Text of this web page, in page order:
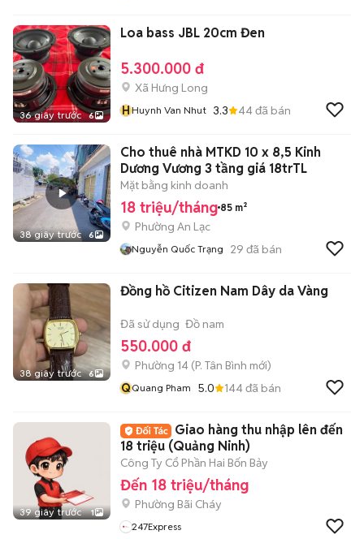
36 giây trước 6
Loa bass JBL 20cm Đen
5.300.000 đ
Xã Hưng Long
HHuynh Van Nhut 3.3 44đã bán
38 giây trước 6
Cho thuê nhà MTKD 10 x 8,5 Kinh
Dương Vương 3 tầng giá 18trTL
Mặt bằng kinh doanh
18 triệu/tháng 85 m²
Phường An Lạc
Nguyễn Quốc Trạng 29 đã bán
38 giây trước 6
Đồng hồ Citizen Nam Dây da Vàng
Đã sử dụng Đồ nam
550.000 đ
Phường 14 (P. Tân Bình mới)
QQuang Pham 5.0 144đã bán
39 giây trước 1
Giao hàng thu nhập lên đến
18 triệu (Quảng Ninh)
Công Ty Cổ Phần Hai Bốn Bảy
Đến 18 triệu/tháng
Phường Bãi Cháy
247Express